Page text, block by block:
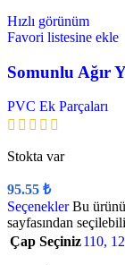
Hızlı görünüm
Favori listesine ekle
Somunlu Ağır
PVC Ek Parçaları
Stokta var
95.55 ₺
Seçenekler Bu
sayfasından
Çap Seçiniz110,